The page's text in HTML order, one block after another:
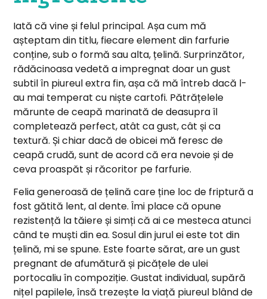
Iată că vine și felul principal. Așa cum mă
așteptam din titlu, fiecare element din farfurie
conține, sub o formă sau alta, țelină. Surprinzător,
rădăcinoasa vedetă a impregnat doar un gust
subtil în piureul extra fin, așa că mă întreb dacă l-
au mai temperat cu niște cartofi. Pătrățelele
mărunte de ceapă marinată de deasupra îl
completează perfect, atât ca gust, cât și ca
textură. Și chiar dacă de obicei mă feresc de
ceapă crudă, sunt de acord că era nevoie și de
ceva proaspăt și răcoritor pe farfurie.
Felia generoasă de țelină care ține loc de friptură a
fost gătită lent, al dente. Îmi place că opune
rezistență la tăiere și simți că ai ce mesteca atunci
când te muști din ea. Sosul din jurul ei este tot din
țelină, mi se spune. Este foarte sărat, are un gust
pregnant de afumătură și picățele de ulei
portocaliu în compoziție. Gustat individual, supără
nițel papilele, însă trezește la viață piureul blând de